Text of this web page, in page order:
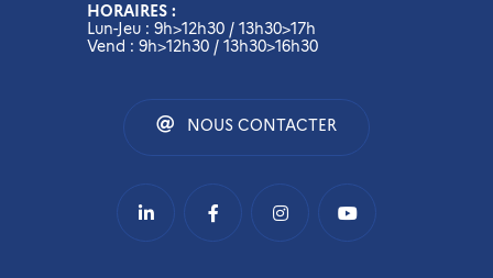
HORAIRES :
Lun-Jeu : 9h>12h30 / 13h30>17h
Vend : 9h>12h30 / 13h30>16h30
NOUS CONTACTER